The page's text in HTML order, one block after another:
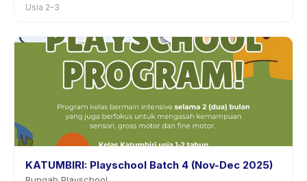
Usia 2–3
KATUMBIRI: Playschool Batch 4 (Nov-Dec 2025)